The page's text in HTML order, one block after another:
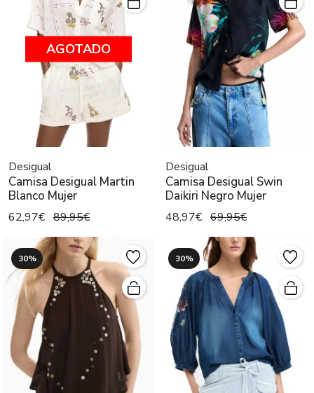
AGOTADO
Desigual
Camisa Desigual Martin
Blanco Mujer
62,97€ 89,95€
Desigual
Camisa Desigual Swin
Daikiri Negro Mujer
48,97€ 69,95€
30% 30%